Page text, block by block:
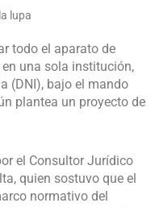
lupa
todo el aparato de
una sola institución,
(DNI), bajo el mando
plantea un proyecto de
el Consultor Jurídico
quien sostuvo que el
normativo del